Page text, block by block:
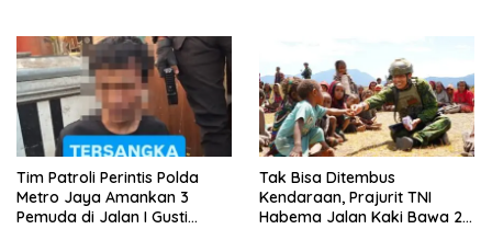
Tim Patroli Perintis Polda
Metro Jaya Amankan 3
Pemuda di Jalan I Gusti
Tak Bisa Ditembus
Kendaraan, Prajurit TNI
Habema Jalan Kaki Bawa 2